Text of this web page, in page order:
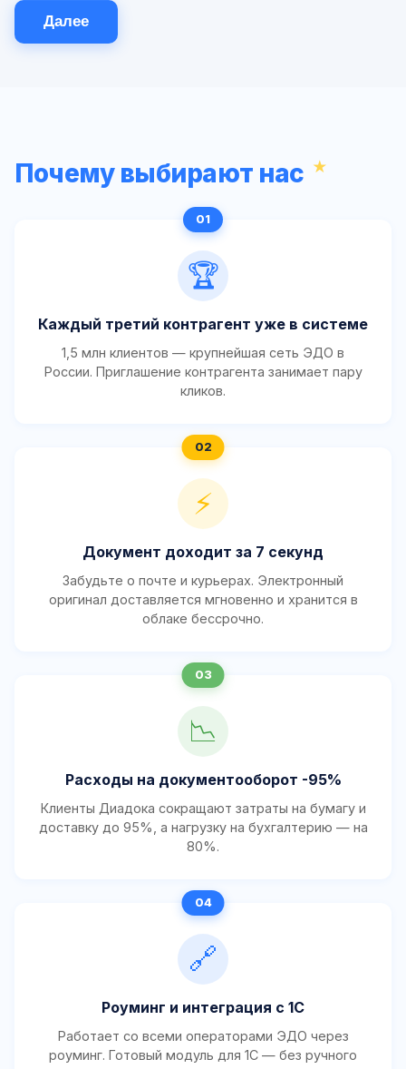
Далее
Почему выбирают нас
🏆
Каждый третий контрагент уже в системе
1,5 млн клиентов — крупнейшая сеть ЭДО в
России. Приглашение контрагента занимает пару
кликов.
⚡
Документ доходит за 7 секунд
Забудьте о почте и курьерах. Электронный
оригинал доставляется мгновенно и хранится в
облаке бессрочно.
📉
Расходы на документооборот -95%
Клиенты Диадока сокращают затраты на бумагу и
доставку до 95%, а нагрузку на бухгалтерию — на
80%.
🔗
Роуминг и интеграция с 1С
Работает со всеми операторами ЭДО через
роуминг. Готовый модуль для 1С — без ручного